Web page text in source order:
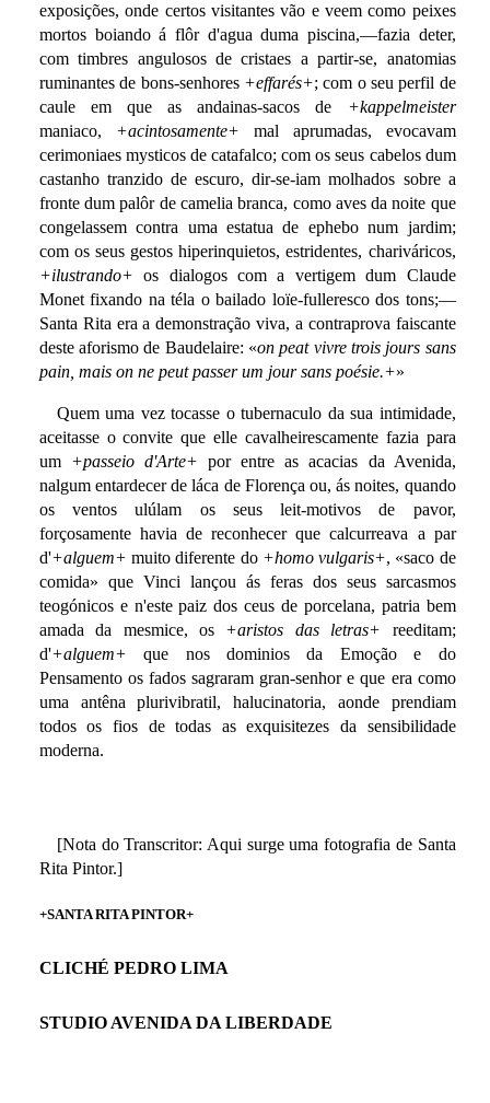
exposições, onde certos visitantes vão e veem como peixes
mortos boiando á flôr d'agua duma piscina,—fazia deter,
com timbres angulosos de cristaes a partir-se, anatomias
ruminantes de bons-senhores +effarés+; com o seu perfil de
caule em que as andainas-sacos de +kappelmeister
maniaco, +acintosamente+ mal aprumadas, evocavam
cerimoniaes mysticos de catafalco; com os seus cabelos dum
castanho tranzido de escuro, dir-se-iam molhados sobre a
fronte dum palôr de camelia branca, como aves da noite que
congelassem contra uma estatua de ephebo num jardim;
com os seus gestos hiperinquietos, estridentes, chariváricos,
+ilustrando+ os dialogos com a vertigem dum Claude
Monet fixando na téla o bailado loïe-fulleresco dos tons;—
Santa Rita era a demonstração viva, a contraprova faiscante
deste aforismo de Baudelaire: «on peat vivre trois jours sans
pain, mais on ne peut passer um jour sans poésie.+»
Quem uma vez tocasse o tubernaculo da sua intimidade,
aceitasse o convite que elle cavalheirescamente fazia para
um +passeio d'Arte+ por entre as acacias da Avenida,
nalgum entardecer de láca de Florença ou, ás noites, quando
os ventos ulúlam os seus leit-motivos de pavor,
forçosamente havia de reconhecer que calcurreava a par
d'+alguem+ muito diferente do +homo vulgaris+, «saco de
comida» que Vinci lançou ás feras dos seus sarcasmos
teogónicos e n'este paiz dos ceus de porcelana, patria bem
amada da mesmice, os +aristos das letras+ reeditam;
d'+alguem+ que nos dominios da Emoção e do
Pensamento os fados sagraram gran-senhor e que era como
uma antêna plurivibratil, halucinatoria, aonde prendiam
todos os fios de todas as exquisitezes da sensibilidade
moderna.
[Nota do Transcritor: Aqui surge uma fotografia de Santa
Rita Pintor.]
+SANTA RITA PINTOR+
CLICHÉ PEDRO LIMA
STUDIO AVENIDA DA LIBERDADE